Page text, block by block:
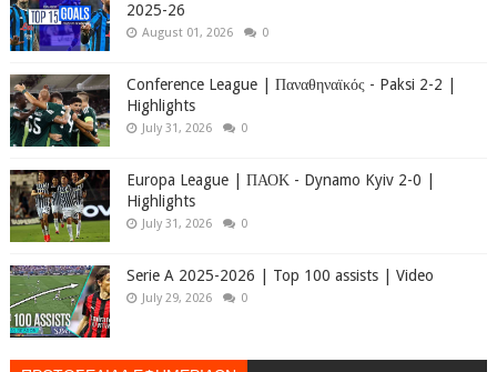
2025-26
August 01, 2026 0
Conference League | Παναθηναϊκός - Paksi 2-2 |
Highlights
July 31, 2026 0
Europa League | ΠΑΟΚ - Dynamo Kyiv 2-0 |
Highlights
July 31, 2026 0
Serie A 2025-2026 | Top 100 assists | Video
July 29, 2026 0